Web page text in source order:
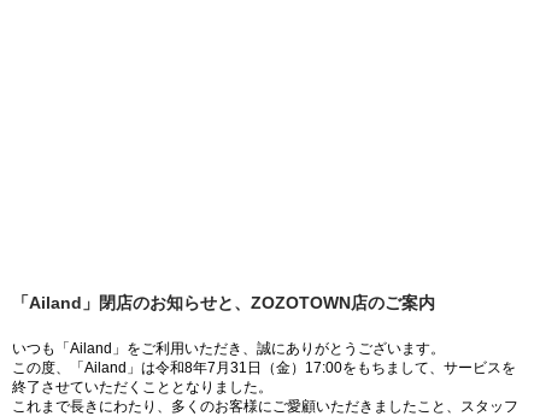
「Ailand」閉店のお知らせと、ZOZOTOWN店のご案内
いつも「Ailand」をご利用いただき、誠にありがとうございます。
この度、「Ailand」は令和8年7月31日（金）17:00をもちまして、サービスを
終了させていただくこととなりました。
これまで長きにわたり、多くのお客様にご愛顧いただきましたこと、スタッフ